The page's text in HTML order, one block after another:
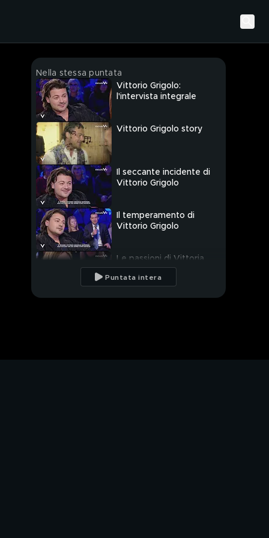
Nella stessa puntata
Vittorio Grigolo:
l'intervista integrale
Vittorio Grigolo story
Il seccante incidente di
Vittorio Grigolo
Il temperamento di
Vittorio Grigolo
Le passioni di Vittoria
Puccini
Puntata intera